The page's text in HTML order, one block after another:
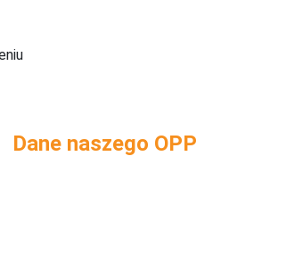
Dane naszego OPP